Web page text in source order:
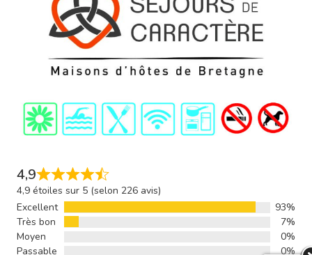
4,9
4,9 étoiles sur 5 (selon 226 avis)
Excellent
93%
Très bon
7%
Moyen
0%
Passable
0%